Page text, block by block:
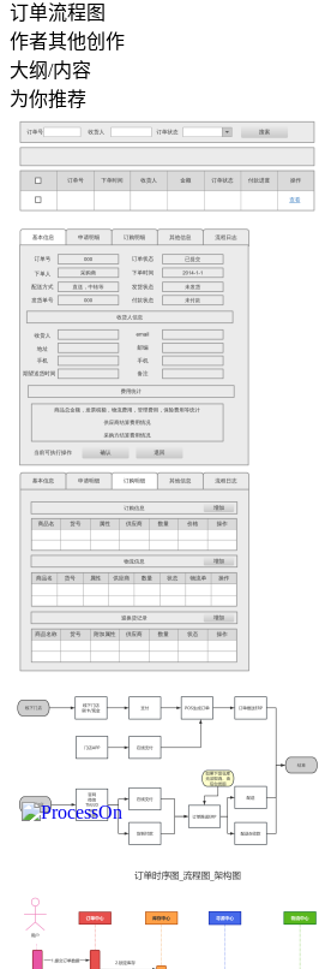
订单流程图
作者其他创作
大纲/内容
为你推荐